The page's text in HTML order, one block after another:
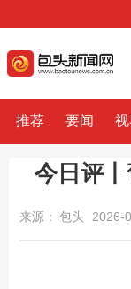
推荐 要闻
今日评
来源：i包头 2026-